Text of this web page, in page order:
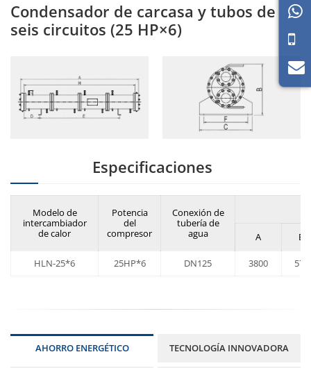
Condensador de carcasa y tubos de
seis circuitos (25 HP×6)
Especificaciones
Modelo de
intercambiador
de calor
Potencia
del
compresor
Conexión de
tubería de
agua
A B
HLN-25*6 25HP*6 DN125 3800 575
AHORRO ENERGÉTICO TECNOLOGÍA INNOVADORA
